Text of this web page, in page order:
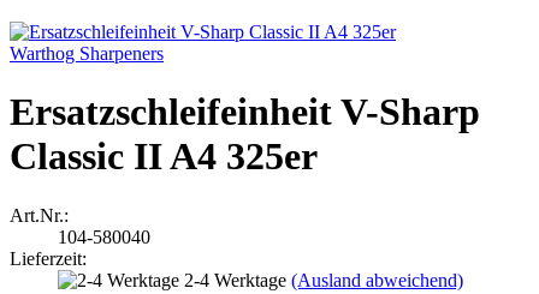
Warthog Sharpeners
Ersatzschleifeinheit V-Sharp
Classic II A4 325er
Art.Nr.:
104-580040
Lieferzeit:
2-4 Werktage (Ausland abweichend)